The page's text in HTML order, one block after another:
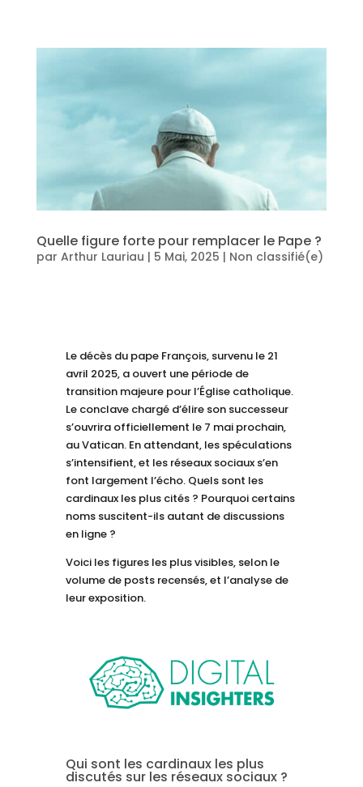
Quelle figure forte pour remplacer le Pape ?
par Arthur Lauriau | 5 Mai, 2025 | Non classifié(e)
Le décès du pape François, survenu le 21
avril 2025, a ouvert une période de
transition majeure pour l’Église catholique.
Le conclave chargé d’élire son successeur
s’ouvrira officiellement le 7 mai prochain,
au Vatican. En attendant, les spéculations
s’intensifient, et les réseaux sociaux s’en
font largement l’écho. Quels sont les
cardinaux les plus cités ? Pourquoi certains
noms suscitent-ils autant de discussions
en ligne ?
Voici les figures les plus visibles, selon le
volume de posts recensés, et l’analyse de
leur exposition.
Qui sont les cardinaux les plus
discutés sur les réseaux sociaux ?